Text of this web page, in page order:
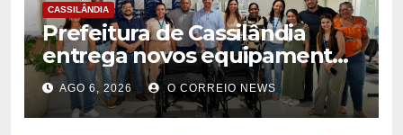
CASSILÂNDIA
Prefeitura de Cassilândia
entrega novos equipamentos
para fortalecer atendimento
na rede municipal de saúde
AGO 6, 2026 O CORREIO NEWS